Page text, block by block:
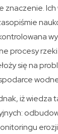
znaczenie.
procesy
się na
iż wiedza